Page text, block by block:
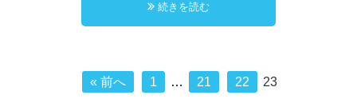
続きを読む
« 前へ 1 … 21 22 23